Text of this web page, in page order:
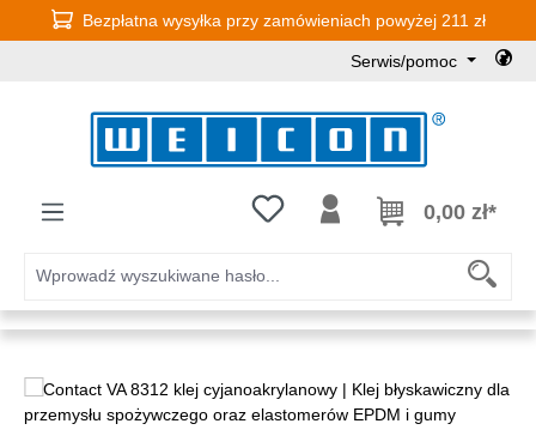
Przejdź do głównej zawartości
Bezpłatna wysyłka przy zamówieniach powyżej 211 zł
Serwis/pomoc
Masz 0 przedmioty na liście
0,00 zł*
Pomiń galerię zdjęć